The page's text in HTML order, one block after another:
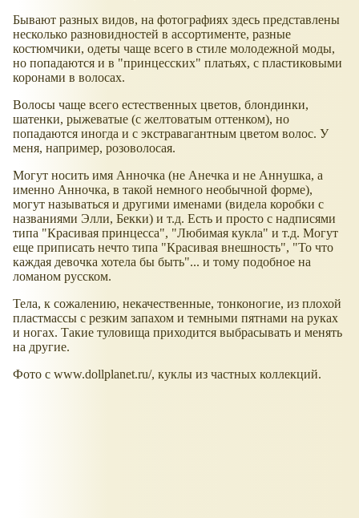
Бывают разных видов, на фотографиях здесь представлены
несколько разновидностей в ассортименте, разные
костюмчики, одеты чаще всего в стиле молодежной моды,
но попадаются и в "принцесских" платьях, с пластиковыми
коронами в волосах.
Волосы чаще всего естественных цветов, блондинки,
шатенки, рыжеватые (с желтоватым оттенком), но
попадаются иногда и с экстравагантным цветом волос. У
меня, например, розоволосая.
Могут носить имя Анночка (не Анечка и не Аннушка, а
именно Анночка, в такой немного необычной форме),
могут называться и другими именами (видела коробки с
названиями Элли, Бекки) и т.д. Есть и просто с надписями
типа "Красивая принцесса", "Любимая кукла" и т.д. Могут
еще приписать нечто типа "Красивая внешность", "То что
каждая девочка хотела бы быть"... и тому подобное на
ломаном русском.
Тела, к сожалению, некачественные, тонконогие, из плохой
пластмассы с резким запахом и темными пятнами на руках
и ногах. Такие туловища приходится выбрасывать и менять
на другие.
Фото с www.dollplanet.ru/, куклы из частных коллекций.